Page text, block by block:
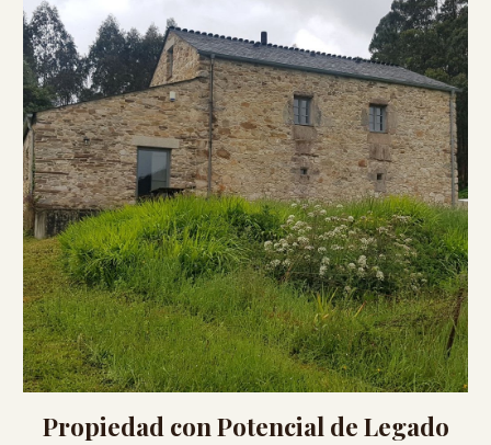
Propiedad con Potencial de Legado